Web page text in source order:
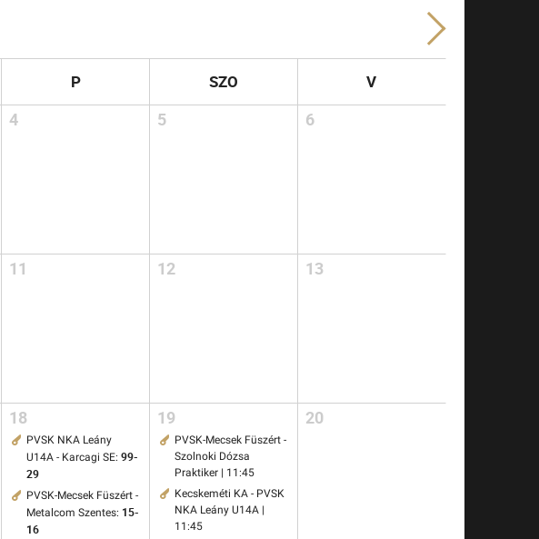
P SZO V
4 5 6
11 12 13
18
PVSK NKA Leány
U14A - Karcagi SE:99-
29
PVSK-Mecsek Füszért -
Metalcom Szentes: 15-
16
19
PVSK-Mecsek Füszért -
Szolnoki Dózsa
Praktiker | 11:45
Kecskeméti KA - PVSK
NKA Leány U14A |
11:45
20